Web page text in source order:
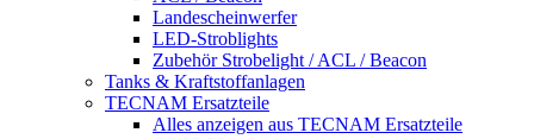
Landescheinwerfer
LED-Stroblights
Zubehör Strobelight / ACL / Beacon
Tanks & Kraftstoffanlagen
TECNAM Ersatzteile
Alles anzeigen aus TECNAM Ersatzteile